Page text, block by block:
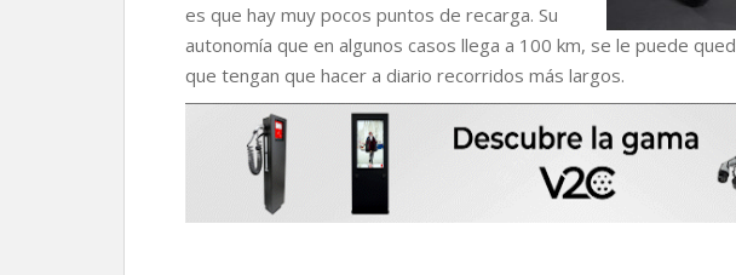
es que hay muy pocos puntos de recarga. Su
autonomía que en algunos casos llega a 100 km, se le puede
que tengan que hacer a diario recorridos más largos.